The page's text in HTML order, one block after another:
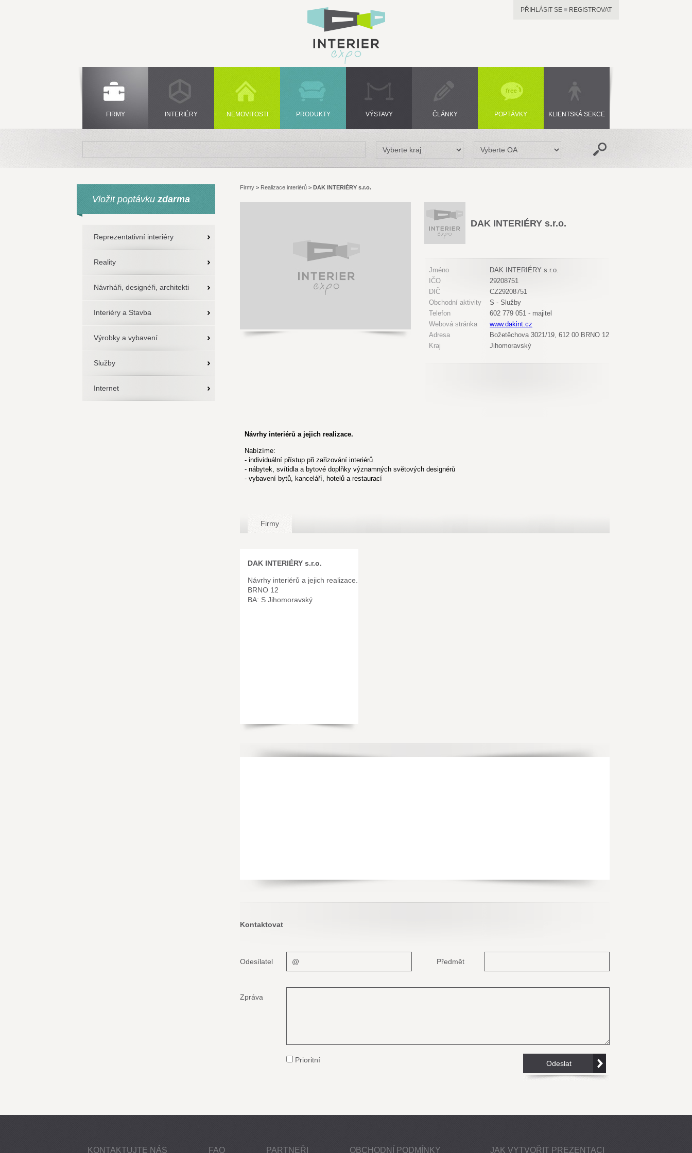
PŘIHLÁSIT SE ■ REGISTROVAT
FIRMY INTERIÉRY NEMOVITOSTI PRODUKTY VÝSTAVY ČLÁNKY POPTÁVKY KLIENTSKÁ SEKCE
Vložit poptávku zdarma
Reprezentativní interiéry
Reality
Návrháři, designéři, architekti
Interiéry a Stavba
Výrobky a vybavení
Služby
Internet
Firmy > Realizace interiérů > DAK INTERIÉRY s.r.o.
DAK INTERIÉRY s.r.o.
Jméno
DAK INTERIÉRY s.r.o.
IČO
29208751
DIČ
CZ29208751
Obchodní aktivity
S - Služby
Telefon
602 779 051 - majitel
Webová stránka
www.dakint.cz
Adresa
Božetěchova 3021/19, 612 00 BRNO 12
Kraj
Jihomoravský
Návrhy interiérů a jejich realizace.
Nabízíme:
- individuální přístup při zařizování interiérů
- nábytek, svítidla a bytové doplňky významných světových designérů
- vybavení bytů, kanceláří, hotelů a restaurací
Firmy
DAK INTERIÉRY s.r.o.
Návrhy interiérů a jejich realizace.
BRNO 12
BA: S Jihomoravský
Kontaktovat
Odesílatel Předmět
Zpráva
Prioritní
KONTAKTUJTE NÁS FAQ PARTNEŘI OBCHODNÍ PODMÍNKY JAK VYTVOŘIT PREZENTACI